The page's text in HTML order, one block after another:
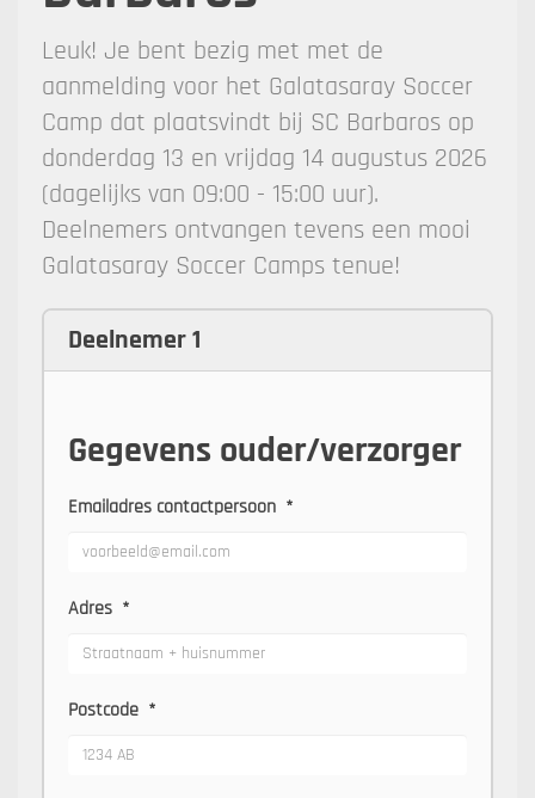
Leuk! Je bent bezig met met de
aanmelding voor het Galatasaray Soccer
Camp dat plaatsvindt bij SC Barbaros op
donderdag 13 en vrijdag 14 augustus 2026
(dagelijks van 09:00 - 15:00 uur).
Deelnemers ontvangen tevens een mooi
Galatasaray Soccer Camps tenue!
Deelnemer 1
Gegevens ouder/verzorger
Emailadres contactpersoon *
Adres *
Postcode *